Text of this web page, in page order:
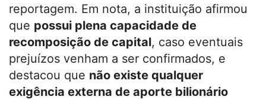
reportagem. Em nota, a instituição afirmou
que possui plena capacidade de
recomposição de capital, caso eventuais
prejuízos venham a ser confirmados, e
destacou que não existe qualquer
exigência externa de aporte bilionário